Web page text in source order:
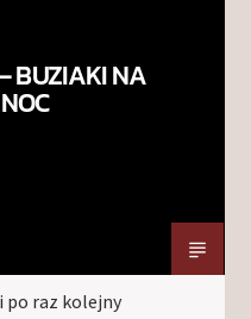
BUZIAKI NA
po raz kolejny